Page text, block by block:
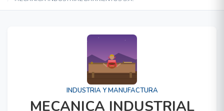
INDUSTRIA Y MANUFACTURA
MECANICA INDUSTRIAL